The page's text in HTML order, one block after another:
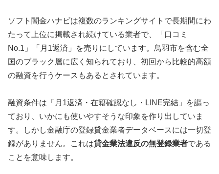
ソフト闇金ハナビは複数のランキングサイトで長期間にわ
たって上位に掲載され続けている業者で、「口コミ
No.1」「月1返済」を売りにしています。鳥羽市を含む全
国のブラック層に広く知られており、初回から比較的高額
の融資を行うケースもあるとされています。
融資条件は「月1返済・在籍確認なし・LINE完結」を謳っ
ており、いかにも使いやすそうな印象を作り出していま
す。しかし金融庁の登録貸金業者データベースには一切登
録がありません。これは貸金業法違反の無登録業者である
ことを意味します。